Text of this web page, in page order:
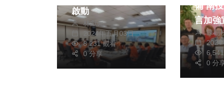
啟動
林獻元
2024年五月03日
8,231 觀看
0 分享
備 南投透過四種語
言加強
陳朝
2024
0 分
生活